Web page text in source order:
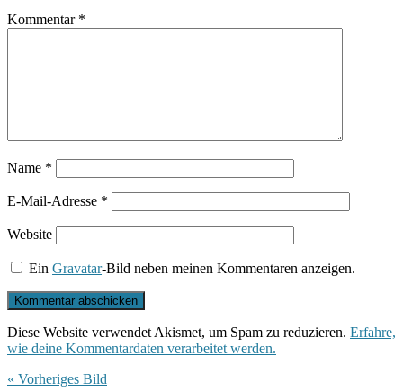
Kommentar *
Name *
E-Mail-Adresse *
Website
EinGravatar-Bild neben meinen Kommentaren anzeigen.
Diese Website verwendet Akismet, um Spam zu reduzieren. Erfahre,
wie deine Kommentardaten verarbeitet werden.
« Vorheriges Bild